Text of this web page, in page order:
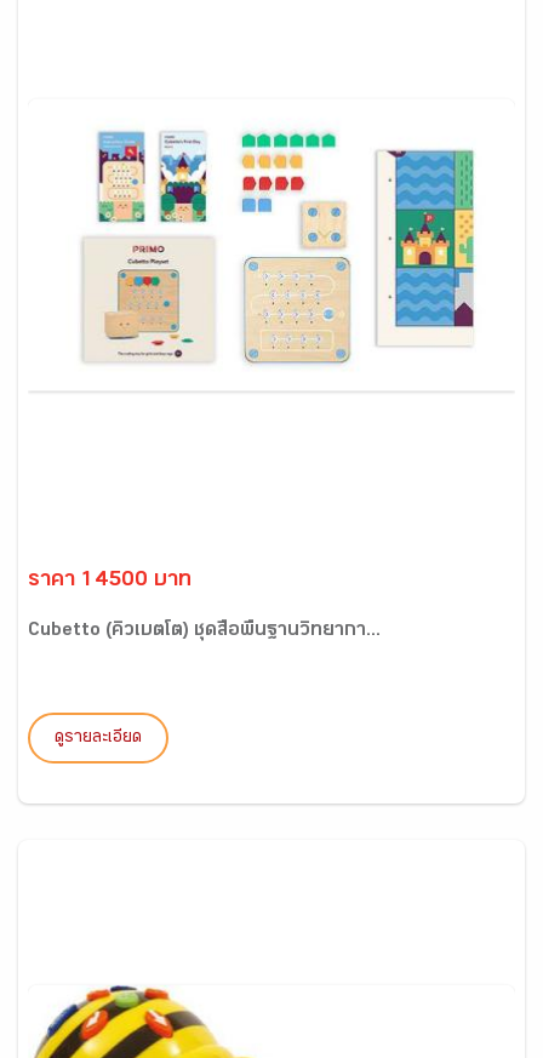
ราคา 14500 บาท
Cubetto (คิวเบตโต) ชุดสื่อพื้นฐานวิทยากา...
ดูรายละเอียด